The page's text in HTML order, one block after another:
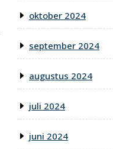
oktober 2024
september 2024
augustus 2024
juli 2024
juni 2024